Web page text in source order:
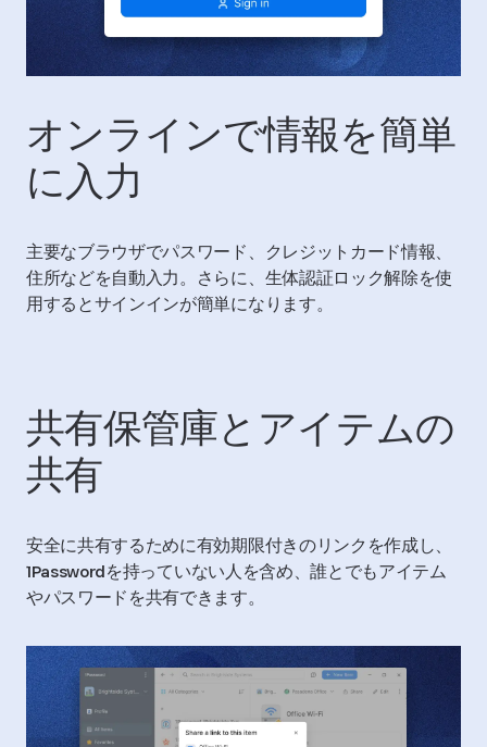
オンラインで情報を簡単
に入力
主要なブラウザでパスワード、クレジットカード情報、
住所などを自動入力。さらに、生体認証ロック解除を使
用するとサインインが簡単になります。
共有保管庫とアイテムの
共有
安全に共有するために有効期限付きのリンクを作成し、
1Passwordを持っていない人を含め、誰とでもアイテム
やパスワードを共有できます。